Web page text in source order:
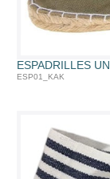
ESPADRILLES
ESP01_KAK